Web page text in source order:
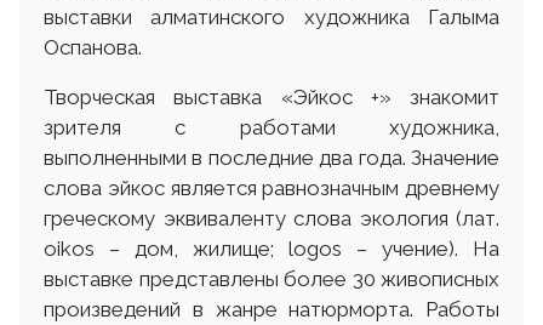
выставки алматинского художника Галыма
Оспанова.
Творческая выставка «Эйкос +» знакомит
зрителя с работами художника,
выполненными в последние два года. Значение
слова эйкос является равнозначным древнему
греческому эквиваленту слова экология (лат.
оіkos – дом, жилище; logos – учение). На
выставке представлены более 30 живописных
произведений в жанре натюрморта. Работы